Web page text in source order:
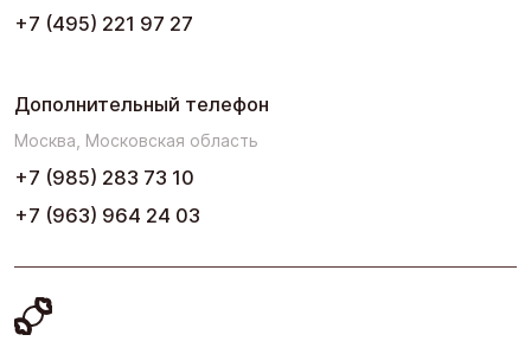
+7 (495) 221 97 27
Дополнительный телефон
Москва, Московская область
+7 (985) 283 73 10
+7 (963) 964 24 03